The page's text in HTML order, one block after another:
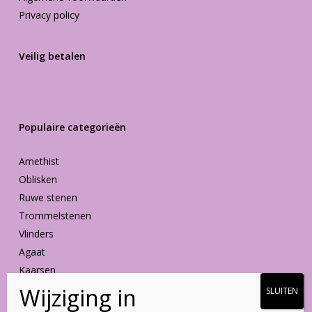
Privacy policy
Veilig betalen
Populaire categorieën
Amethist
Oblisken
Ruwe stenen
Trommelstenen
Vlinders
Agaat
Kaarsen
Vormen